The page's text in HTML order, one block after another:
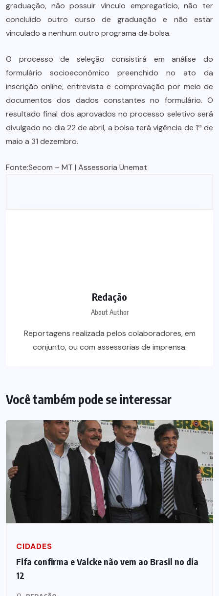
graduação, não possuir vínculo empregatício, não ter
concluído outro curso de graduação e não estar
vinculado a nenhum outro programa de bolsa.
O processo de seleção consistirá em análise do
formulário socioeconômico preenchido no ato da
inscrição online, entrevista e comprovação por meio de
documentos dos dados constantes no formulário. O
resultado final dos aprovados no processo seletivo será
divulgado no dia 22 de abril, a bolsa terá vigência de 1º de
maio a 31 dezembro.
Fonte:Secom – MT | Assessoria Unemat
Redação
About Author
Reportagens realizada pelos colaboradores, em
conjunto, ou com assessorias de imprensa.
Você também pode se interessar
CIDADES
Fifa confirma e Valcke não vem ao Brasil no dia
12